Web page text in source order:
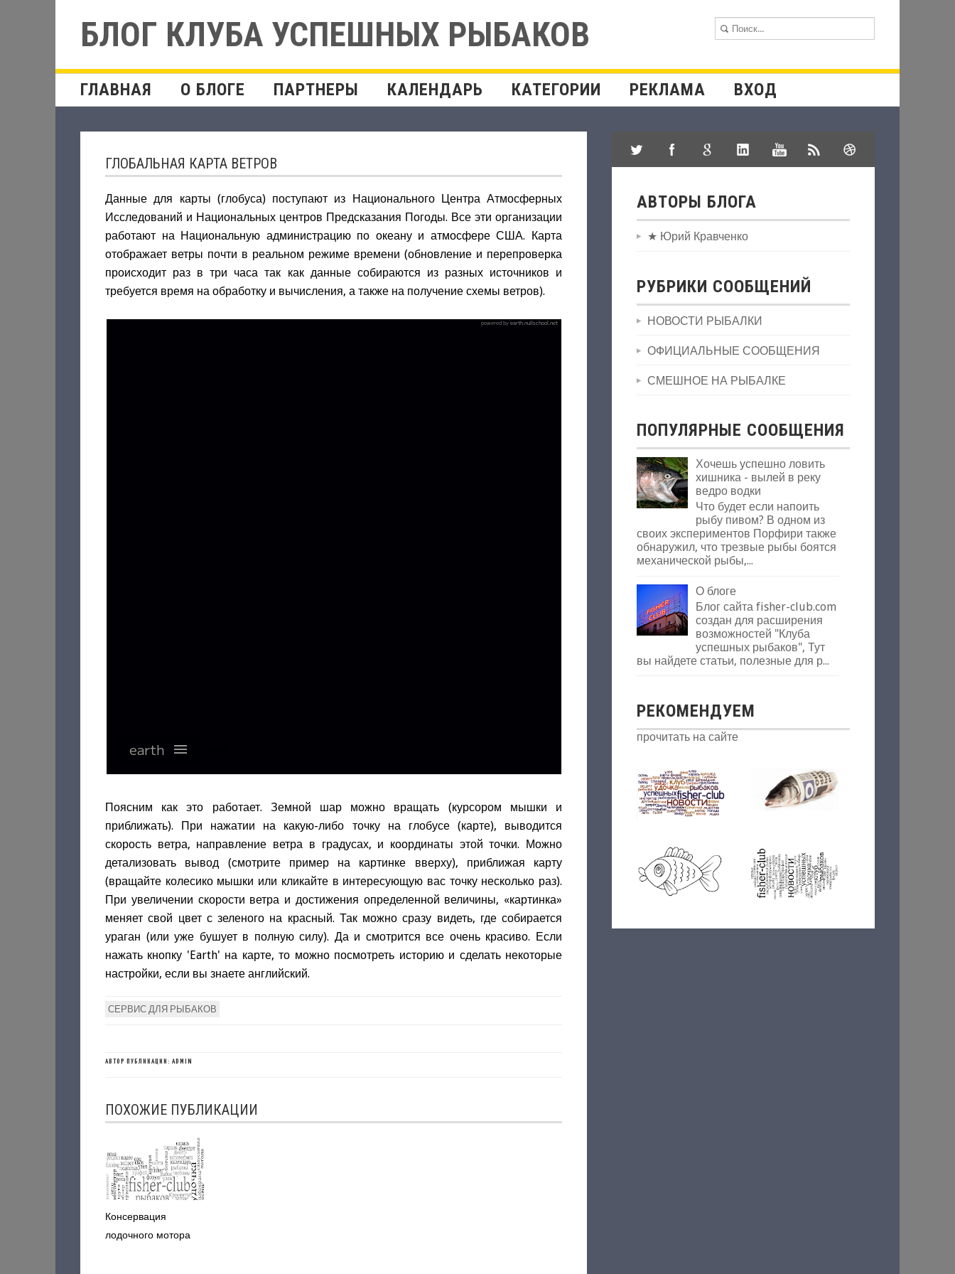
БЛОГ КЛУБА УСПЕШНЫХ РЫБАКОВ
ГЛАВНАЯ О БЛОГЕ ПАРТНЕРЫ КАЛЕНДАРЬ КАТЕГОРИИ РЕКЛАМА ВХОД
ГЛОБАЛЬНАЯ КАРТА ВЕТРОВ
Данные для карты (глобуса) поступают из Национального Центра Атмосферных
Исследований и Национальных центров Предсказания Погоды. Все эти организации
работают на Национальную администрацию по океану и атмосфере США. Карта
отображает ветры почти в реальном режиме времени (обновление и перепроверка
происходит раз в три часа так как данные собираются из разных источников и
требуется время на обработку и вычисления, а также на получение схемы ветров).
Поясним как это работает. Земной шар можно вращать (курсором мышки и
приближать). При нажатии на какую-либо точку на глобусе (карте), выводится
скорость ветра, направление ветра в градусах, и координаты этой точки. Можно
детализовать вывод (смотрите пример на картинке вверху), приближая карту
(вращайте колесико мышки или кликайте в интересующую вас точку несколько раз).
При увеличении скорости ветра и достижения определенной величины, «картинка»
меняет свой цвет с зеленого на красный. Так можно сразу видеть, где собирается
ураган (или уже бушует в полную силу). Да и смотрится все очень красиво. Если
нажать кнопку 'Earth' на карте, то можно посмотреть историю и сделать некоторые
настройки, если вы знаете английский.
СЕРВИС ДЛЯ РЫБАКОВ
АВТОР ПУБЛИКАЦИИ: ADMIN
ПОХОЖИЕ ПУБЛИКАЦИИ
Консервация
лодочного мотора
АВТОРЫ БЛОГА
★ Юрий Кравченко
РУБРИКИ СООБЩЕНИЙ
НОВОСТИ РЫБАЛКИ
ОФИЦИАЛЬНЫЕ СООБЩЕНИЯ
СМЕШНОЕ НА РЫБАЛКЕ
ПОПУЛЯРНЫЕ СООБЩЕНИЯ
Хочешь успешно ловить
хишника - вылей в реку
ведро водки
Что будет если напоить
рыбу пивом? В одном из
своих экспериментов Порфири также
обнаружил, что трезвые рыбы боятся
механической рыбы,...
О блоге
Блог сайта fisher-club.com
создан для расширения
возможностей "Клуба
успешных рыбаков", Тут
вы найдете статьи, полезные для р...
РЕКОМЕНДУЕМ
прочитать на сайте